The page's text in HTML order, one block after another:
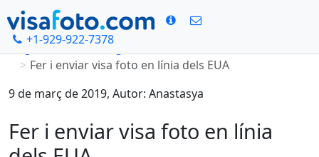
+1-929-922-7378
Pàgina d'inci
Blog
Fer i enviar visa foto en línia dels EUA
9 de març de 2019, Autor: Anastasya
Fer i enviar visa foto en línia